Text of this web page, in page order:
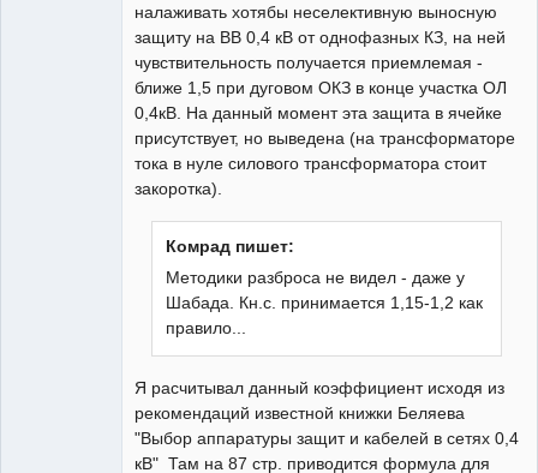
налаживать хотябы неселективную выносную
защиту на ВВ 0,4 кВ от однофазных КЗ, на ней
чувствительность получается приемлемая -
ближе 1,5 при дуговом ОКЗ в конце участка ОЛ
0,4кВ. На данный момент эта защита в ячейке
присутствует, но выведена (на трансформаторе
тока в нуле силового трансформатора стоит
закоротка).
Комрад пишет:
Методики разброса не видел - даже у
Шабада. Кн.с. принимается 1,15-1,2 как
правило...
Я расчитывал данный коэффициент исходя из
рекомендаций известной книжки Беляева
"Выбор аппаратуры защит и кабелей в сетях 0,4
кВ" Там на 87 стр. приводится формула для